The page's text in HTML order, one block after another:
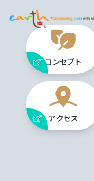
コンセプト
アクセス